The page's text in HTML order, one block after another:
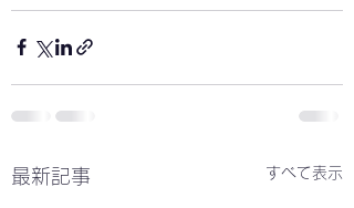
最新記事 すべて表示